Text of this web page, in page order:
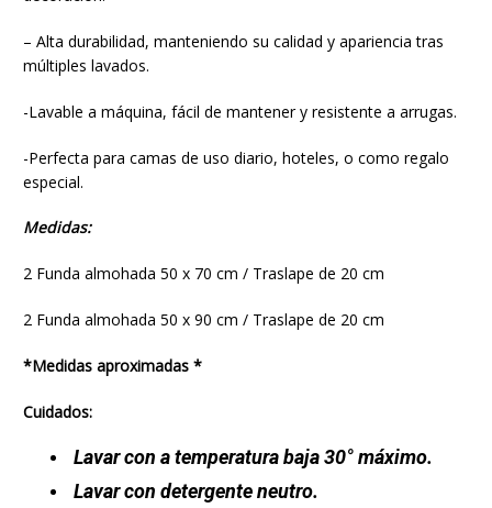
– Alta durabilidad, manteniendo su calidad y apariencia tras
múltiples lavados.
-Lavable a máquina, fácil de mantener y resistente a arrugas.
-Perfecta para camas de uso diario, hoteles, o como regalo
especial.
Medidas:
2 Funda almohada 50 x 70 cm / Traslape de 20 cm
2 Funda almohada 50 x 90 cm / Traslape de 20 cm
*Medidas aproximadas *
Cuidados:
Lavar con a temperatura baja 30° máximo.
Lavar con detergente neutro.